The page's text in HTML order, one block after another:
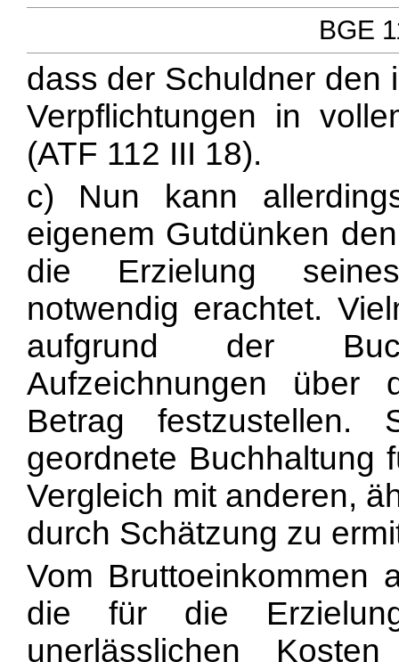
BGE
dass der Schuldner den
Verpflichtungen in
(ATF 112 III 18).
c) Nun kann
eigenem Gutdünken
die Erzielung
notwendig erachtet.
aufgrund der
Aufzeichnungen über
Betrag festzustellen.
geordnete Buchhaltung
Vergleich mit anderen,
durch Schätzung zu
Vom Bruttoeinkommen
die für die Erzielung
unerlässlichen